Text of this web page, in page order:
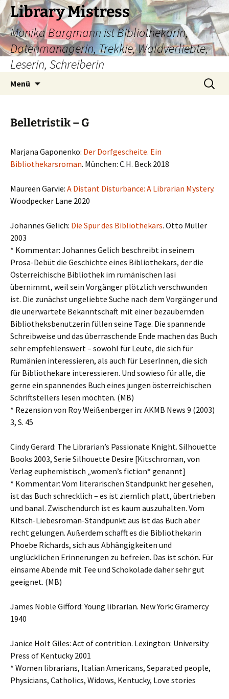
Zum
Inhalt
springen
Library Mistress
Monika Bargmann ist Bibliothekarin,
Datenmanagerin, Trekkie, Waldverliebte,
Leserin, Schreiberin
Menü
Suchen
nach:
Belletristik – G
Marjana Gaponenko: Der Dorfgescheite. Ein
Bibliothekarsroman. München: C.H. Beck 2018
Maureen Garvie: A Distant Disturbance: A Librarian Mystery.
Woodpecker Lane 2020
Johannes Gelich: Die Spur des Bibliothekars. Otto Müller
2003
* Kommentar: Johannes Gelich beschreibt in seinem
Prosa-Debüt die Geschichte eines Bibliothekars, der die
Österreichische Bibliothek im rumänischen Iasi
übernimmt, weil sein Vorgänger plötzlich verschwunden
ist. Die zunächst ungeliebte Suche nach dem Vorgänger und
die unerwartete Bekanntschaft mit einer bezaubernden
Bibliotheksbenutzerin füllen seine Tage. Die spannende
Schreibweise und das überraschende Ende machen das Buch
sehr empfehlenswert – sowohl für Leute, die sich für
Rumänien interessieren, als auch für LeserInnen, die sich
für Bibliothekare interessieren. Und sowieso für alle, die
gerne ein spannendes Buch eines jungen österreichischen
Schriftstellers lesen möchten. (MB)
* Rezension von Roy Weißenberger in: AKMB News 9 (2003)
3, S. 45
Cindy Gerard: The Librarian’s Passionate Knight. Silhouette
Books 2003, Serie Silhouette Desire [Kitschroman, von
Verlag euphemistisch „women’s fiction“ genannt]
* Kommentar: Vom literarischen Standpunkt her gesehen,
ist das Buch schrecklich – es ist ziemlich platt, übertrieben
und banal. Zwischendurch ist es kaum auszuhalten. Vom
Kitsch-Liebesroman-Standpunkt aus ist das Buch aber
recht gelungen. Außerdem schafft es die Bibliothekarin
Phoebe Richards, sich aus Abhängigkeiten und
unglücklichen Erinnerungen zu befreien. Das ist schön. Für
einsame Abende mit Tee und Schokolade daher sehr gut
geeignet. (MB)
James Noble Gifford: Young librarian. New York: Gramercy
1940
Janice Holt Giles: Act of contrition. Lexington: University
Press of Kentucky 2001
* Women librarians, Italian Americans, Separated people,
Physicians, Catholics, Widows, Kentucky, Love stories